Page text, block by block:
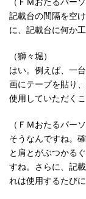
記載台の間隔を空
に、記載台に何か
（獅々堀）
はい。例えば、一
画にテープを貼り
使用していただく
（ＦＭおたるパー
そうなんですね。
と肩とがぶつかる
すね。さらに、記
れは使用するたび